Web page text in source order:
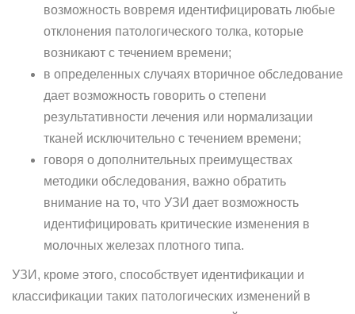
возможность вовремя идентифицировать любые
отклонения патологического толка, которые
возникают с течением времени;
в определенных случаях вторичное обследование
дает возможность говорить о степени
результативности лечения или нормализации
тканей исключительно с течением времени;
говоря о дополнительных преимуществах
методики обследования, важно обратить
внимание на то, что УЗИ дает возможность
идентифицировать критические изменения в
молочных железах плотного типа.
УЗИ, кроме этого, способствует идентификации и
классификации таких патологических изменений в